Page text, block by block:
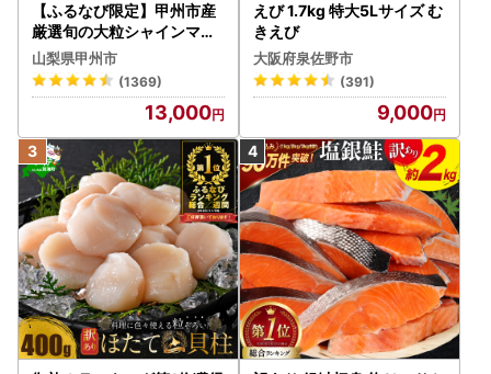
【ふるなび限定】甲州市産
厳選旬の大粒シャインマス
カット 約1.3kg 2～3房【2
026年発送】（MG）B12-
472 FN-Limited-VO シャ
インマスカット フルーツ
山梨県甲州市
(1369)
13,000
えび 1.7kg 特大5Lサイズ む
きえび
大阪府泉佐野市
(391)
9,000